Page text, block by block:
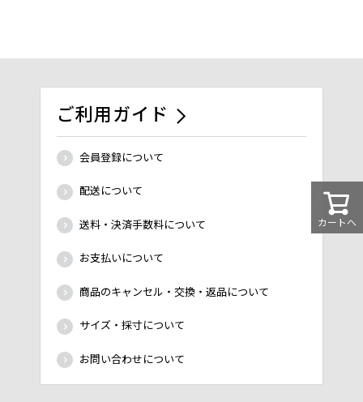
カートへ
ご利用ガイド
会員登録について
配送について
送料・決済手数料について
お支払いについて
商品のキャンセル・交換・返品について
サイズ・採寸について
お問い合わせについて